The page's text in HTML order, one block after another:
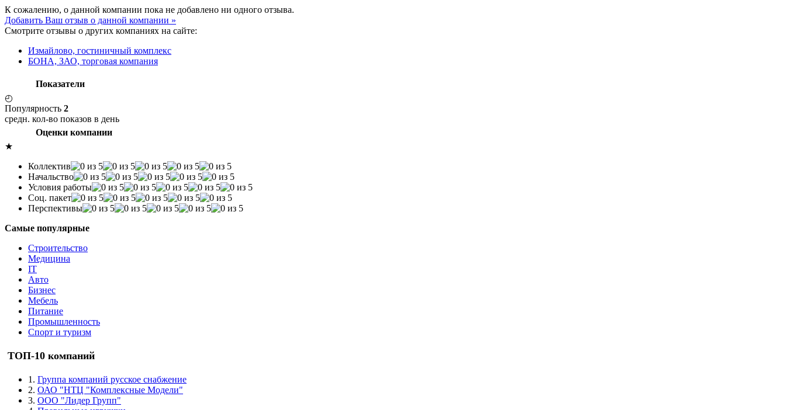
К сожалению, о данной компании пока не добавлено ни одного отзыва.
Добавить Ваш отзыв о данной компании »
Смотрите отзывы о других компаниях на сайте:
Измайлово, гостиничный комплекс
БОНА, ЗАО, торговая компания
Показатели
◴
Популярность 2
средн. кол-во показов в день
Оценки компании
★
Коллектив
Начальство
Условия работы
Соц. пакет
Перспективы
Самые популярные
Строительство
Медицина
IT
Авто
Бизнес
Мебель
Питание
Промышленность
Спорт и туризм
ТОП-10 компаний
1. Группа компаний русское снабжение
2. ОАО "НТЦ "Комплексные Модели"
3. ООО "Лидер Групп"